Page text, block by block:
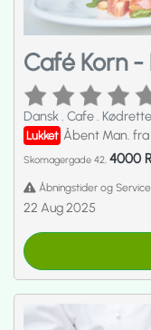
Café Korn -
Dansk. Cafe.
Lukket Åbent Man. fra
Skomagergade 42, 4000
Åbningstider og
22 Aug 2025